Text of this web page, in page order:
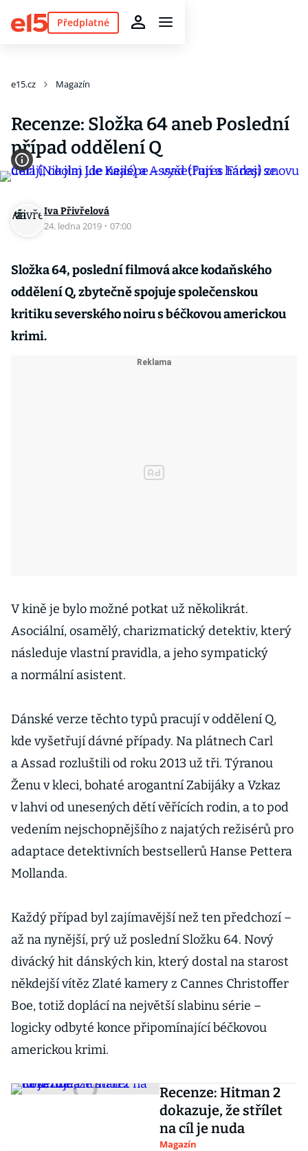
Předplatné
e15.cz Magazín
Recenze: Složka 64 aneb Poslední
případ oddělení Q
Iva Přivřelová
24. ledna 2019 · 07:00
Složka 64, poslední filmová akce kodaňského
oddělení Q, zbytečně spojuje společenskou
kritiku severského noiru s béčkovou americkou
krimi.
V kině je bylo možné potkat už několikrát.
Asociální, osamělý, charizmatický detektiv, který
následuje vlastní pravidla, a jeho sympatický
a normální asistent.
Dánské verze těchto typů pracují v oddělení Q,
kde vyšetřují dávné případy. Na plátnech Carl
a Assad rozluštili od roku 2013 už tři. Týranou
Ženu v kleci, bohaté arogantní Zabijáky a Vzkaz
v lahvi od unesených dětí věřících rodin, a to pod
vedením nejschopnějšího z najatých režisérů pro
adaptace detektivních bestsellerů Hanse Pettera
Mollanda.
Každý případ byl zajímavější než ten předchozí –
až na nynější, prý už poslední Složku 64. Nový
divácký hit dánských kin, který dostal na starost
někdejší vítěz Zlaté kamery z Cannes Christoffer
Boe, totiž doplácí na největší slabinu série –
logicky odbyté konce připomínající béčkovou
americkou krimi.
Recenze: Hitman 2
dokazuje, že střílet
na cíl je nuda
Magazín